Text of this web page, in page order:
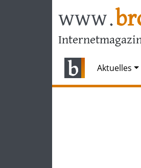
www.
Aktuelles